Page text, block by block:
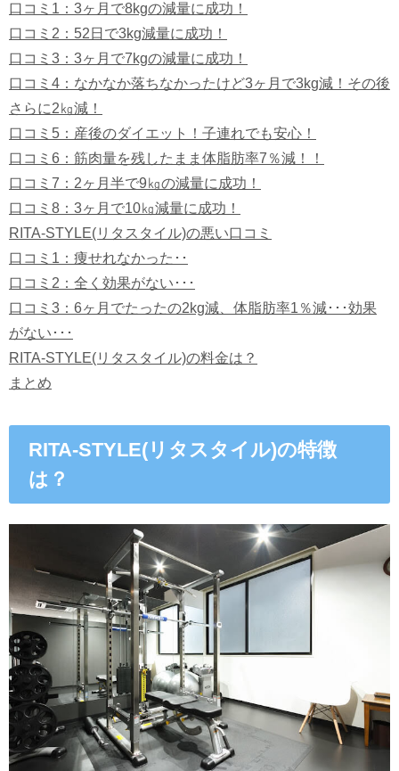
口コミ1：3ヶ月で8kgの減量に成功！
口コミ2：52日で3kg減量に成功！
口コミ3：3ヶ月で7kgの減量に成功！
口コミ4：なかなか落ちなかったけど3ヶ月で3kg減！その後
さらに2㎏減！
口コミ5：産後のダイエット！子連れでも安心！
口コミ6：筋肉量を残したまま体脂肪率7％減！！
口コミ7：2ヶ月半で9㎏の減量に成功！
口コミ8：3ヶ月で10㎏減量に成功！
RITA-STYLE(リタスタイル)の悪い口コミ
口コミ1：痩せれなかった･･
口コミ2：全く効果がない･･･
口コミ3：6ヶ月でたったの2kg減、体脂肪率1％減･･･効果
がない･･･
RITA-STYLE(リタスタイル)の料金は？
まとめ
RITA-STYLE(リタスタイル)の特徴
は？